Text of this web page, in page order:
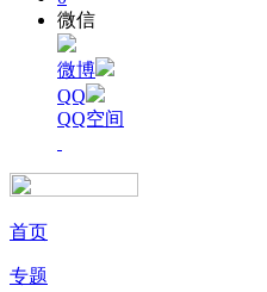
微信
微博
QQ
QQ空间
首页
专题